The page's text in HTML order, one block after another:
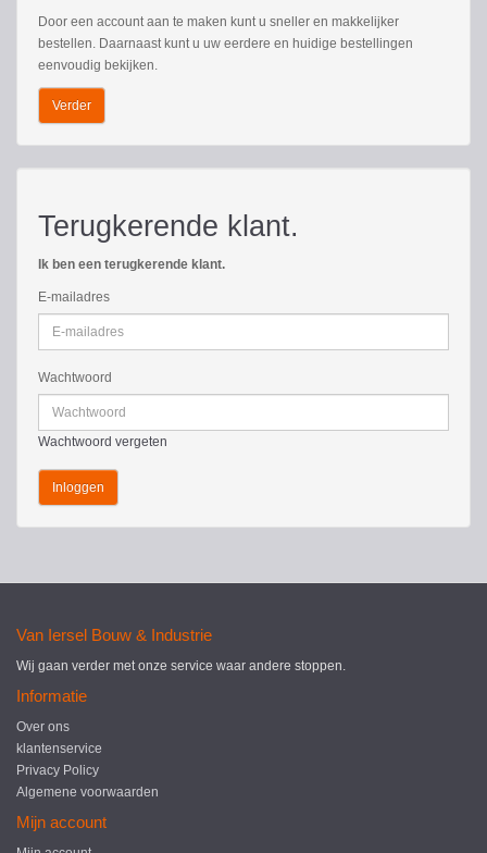
Door een account aan te maken kunt u sneller en makkelijker
bestellen. Daarnaast kunt u uw eerdere en huidige bestellingen
eenvoudig bekijken.
Verder
Terugkerende klant.
Ik ben een terugkerende klant.
E-mailadres
Wachtwoord
Wachtwoord vergeten
Van Iersel Bouw & Industrie
Wij gaan verder met onze service waar andere stoppen.
Informatie
Over ons
klantenservice
Privacy Policy
Algemene voorwaarden
Mijn account